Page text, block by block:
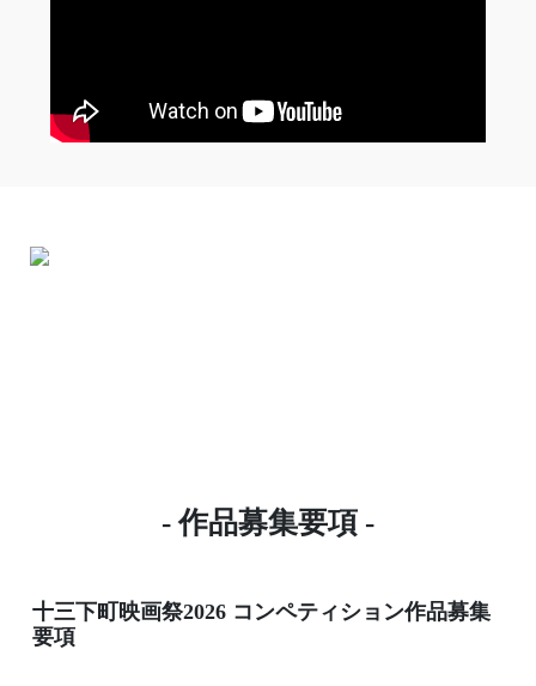
- 作品募集要項 -
十三下町映画祭2026 コンペティション作品募集
要項